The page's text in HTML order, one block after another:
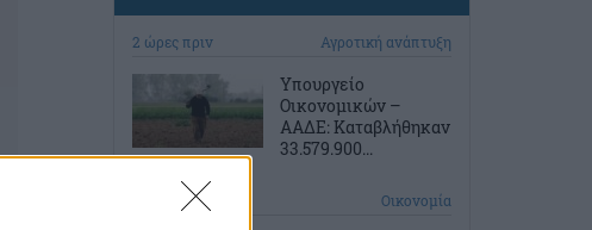
2 ώρες πριν Αγροτική ανάπτυξη
Υπουργείο
Οικονομικών –
ΑΑΔΕ: Καταβλήθηκαν
33.579.900...
3 ώρες πριν Οικονομία